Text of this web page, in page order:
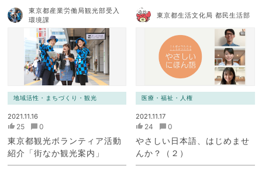
東京都産業労働局観光部受入
環境課
地域活性・まちづくり・観光
2021.11.16
25 0
東京都観光ボランティア活動
紹介「街なか観光案内」
東京都生活文化局 都民生活部
医療・福祉・人権
2021.11.17
24 0
やさしい日本語、はじめませ
んか？（２）